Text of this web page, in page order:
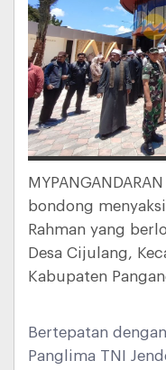
bondong
Rahman yang
Desa Cijulang,
Kabupaten
Bertepatan
Panglima TNI